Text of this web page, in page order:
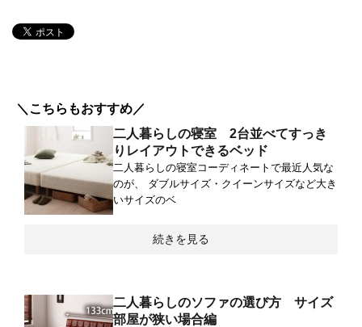
＼こちらもおすすめ／
二人暮らしの寝室 2台並べてすっき
りレイアウトできるベッド
二人暮らしの寝室コーディネートで最近人気な
のが、 ダブルサイズ・クイーンサイズなど大き
いサイズのベ
続きを見る
二人暮らしのソファの選び方 サイズ
部屋が狭い場合編